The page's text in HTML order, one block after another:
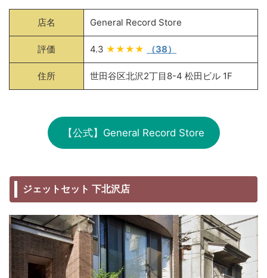
店名 General Record Store
評価 4.3 ★★★★ （38）
住所 世田谷区北沢2丁目8-4 松田ビル 1F
【公式】General Record Store
ジェットセット 下北沢店